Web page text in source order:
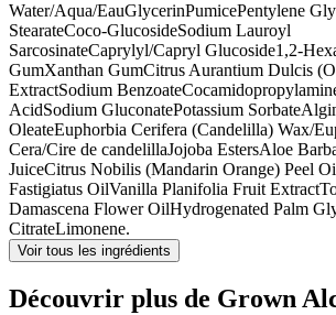
Water/Aqua/EauGlycerinPumicePentylene
StearateCoco-GlucosideSodium Lauroyl
SarcosinateCaprylyl/Capryl Glucoside1,2-
GumXanthan GumCitrus Aurantium Dulcis
ExtractSodium Benzoate
AcidSodium GluconatePotassium Sorbate
OleateEuphorbia Cerifera (Candelilla) Wax/
Cera/Cire de candelillaJojoba EstersAloe
JuiceCitrus Nobilis (Mandarin Orange) Peel
Fastigiatus OilVanilla Planifolia Fruit Extract
Damascena Flower OilHydrogenated Palm
CitrateLimonene.
Voir tous les ingrédients
Découvrir plus de Grown